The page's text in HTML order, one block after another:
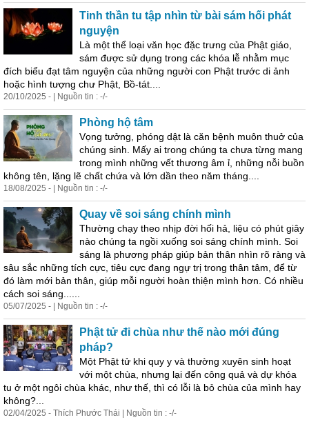
Tinh thần tu tập nhìn từ bài sám hối phát
nguyện
Là một thể loại văn học đặc trưng của Phật giáo,
sám được sử dụng trong các khóa lễ nhằm mục
đích biểu đạt tâm nguyện của những người con Phật trước di ảnh
hoặc hình tượng chư Phật, Bồ-tát....
20/10/2025 - | Nguồn tin : -/-
Phòng hộ tâm
Vọng tưởng, phóng dật là căn bệnh muôn thuở của
chúng sinh. Mấy ai trong chúng ta chưa từng mang
trong mình những vết thương âm ỉ, những nỗi buồn
không tên, lặng lẽ chất chứa và lớn dần theo năm tháng....
18/08/2025 - | Nguồn tin : -/-
Quay về soi sáng chính mình
Thường chạy theo nhịp đời hối hả, liệu có phút giây
nào chúng ta ngồi xuống soi sáng chính mình. Soi
sáng là phương pháp giúp bản thân nhìn rõ ràng và
sâu sắc những tích cực, tiêu cực đang ngự trị trong thân tâm, để từ
đó làm mới bản thân, giúp mỗi người hoàn thiện mình hơn. Có nhiều
cách soi sáng......
05/07/2025 - | Nguồn tin : -/-
Phật tử đi chùa như thế nào mới đúng
pháp?
Một Phật tử khi quy y và thường xuyên sinh hoạt
với một chùa, nhưng lại đến công quả và dự khóa
tu ở một ngôi chùa khác, như thế, thì có lỗi là bỏ chùa của mình hay
không?...
02/04/2025 - Thích Phước Thái | Nguồn tin : -/-